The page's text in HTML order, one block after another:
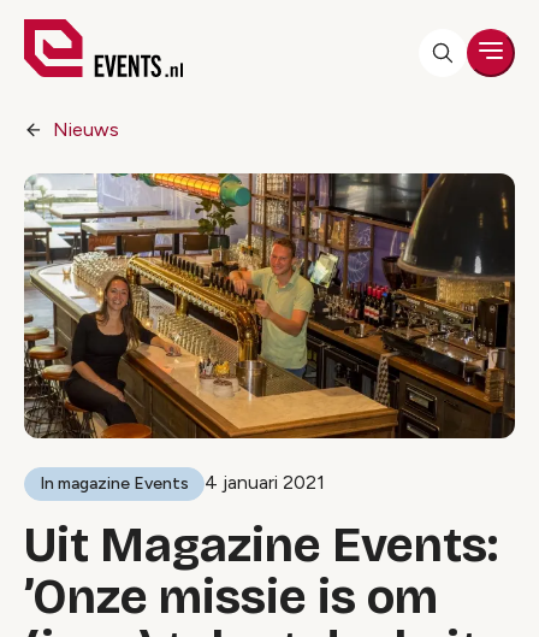
Nieuws
In magazine Events 4 januari 2021
Uit Magazine Events:
’Onze missie is om